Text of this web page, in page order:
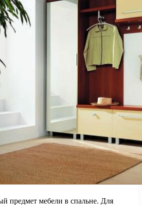
предмет мебели в спальне. Для